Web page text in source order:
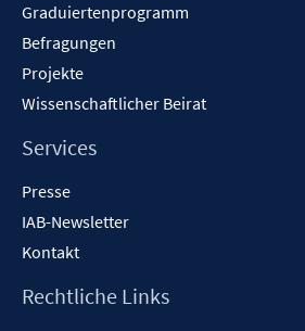
Graduiertenprogramm
Befragungen
Projekte
Wissenschaftlicher Beirat
Services
Presse
IAB-Newsletter
Kontakt
Rechtliche Links